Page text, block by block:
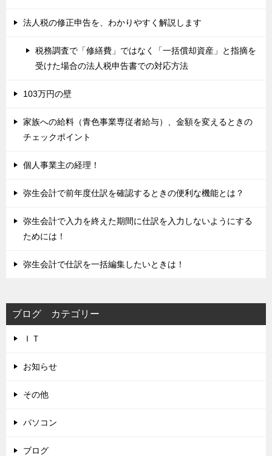
法人税の修正申告を、わかりやすく解説します
税務調査で「修繕費」ではなく「一括償却資産」と指摘を
受けた場合の法人税申告書での対応方法
103万円の壁
家族への給料（青色事業専従者給与）、金額を変えるときの
チェックポイント
個人事業主の経理！
弥生会計で前年度仕訳を確認するときの便利な機能とは？
弥生会計で入力を終えた期間に仕訳を入力しないようにする
ためには！
弥生会計で仕訳を一括編集したいときは！
ブログ カテゴリー
ＩＴ
お知らせ
その他
パソコン
ブログ